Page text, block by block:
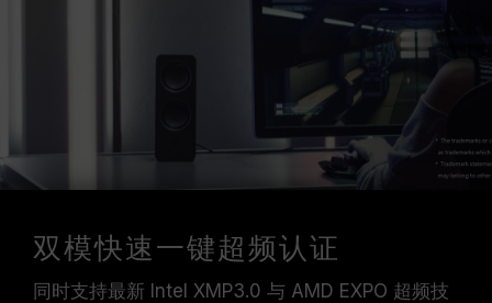
双模快速一键超频认证
同时支持最新 Intel XMP3.0 与 AMD EXPO 超频技